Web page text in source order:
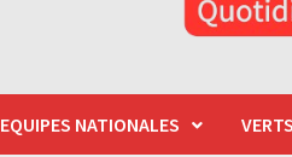
EQUIPES NATIONALES